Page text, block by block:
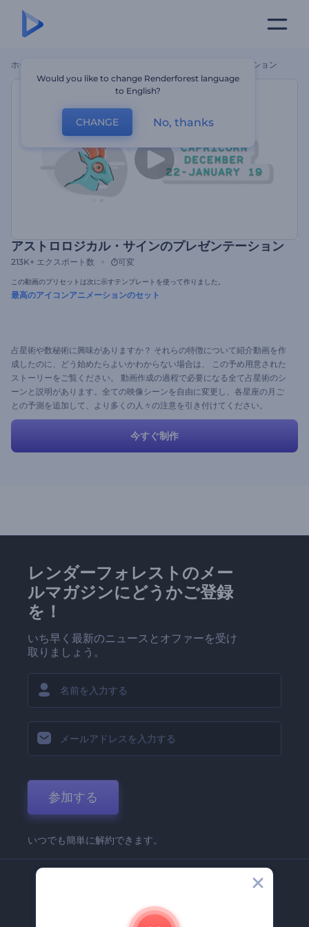
ホーム アストロロジカル・サインのプレゼンテーション
アストロロジカル・サインのプレゼンテーション
213K+ エクスポート数 可変
この動画のプリセットは次に示すテンプレートを使って作りました。
最高のアイコンアニメーションのセット
占星術や数秘術に興味がありますか？ それらの特徴について紹介動画を作
成したのに、どう始めたらよいかわからない場合は、 この予め用意された
ストーリーをご覧ください。 動画作成の過程で必要になる全て占星術のシ
ーンと説明があります。全ての映像シーンを自由に変更し、各星座の月ご
との予測を追加して、より多くの人々の注意を引き付けてください。
今すぐ制作
レンダーフォレストのメー
ルマガジンにどうかご登録
を！
いち早く最新のニュースとオファーを受け
取りましょう。
参加する
いつでも簡単に解約できます。
Renderforest 企業情報
Would you like to change Renderforest language
to English?
CHANGE No, thanks